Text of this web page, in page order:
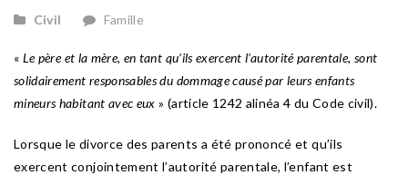
Civil Famille
« Le père et la mère, en tant qu’ils exercent l’autorité parentale, sont
solidairement responsables du dommage causé par leurs enfants
mineurs habitant avec eux » (article 1242 alinéa 4 du Code civil).
Lorsque le divorce des parents a été prononcé et qu’ils
exercent conjointement l’autorité parentale, l’enfant est